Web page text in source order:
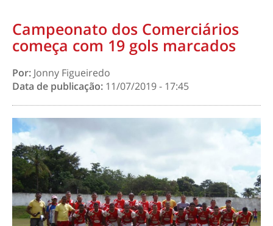
Campeonato dos Comerciários
começa com 19 gols marcados
Por: Jonny Figueiredo
Data de publicação: 11/07/2019 - 17:45